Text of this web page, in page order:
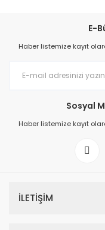
E-
Haber listemize kayıt
Sosyal
Haber listemize kayıt
İLETİŞİM